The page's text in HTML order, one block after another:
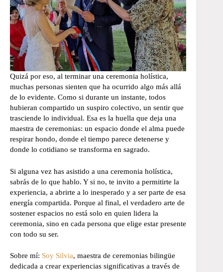
Quizá por eso, al terminar una ceremonia holística,
muchas personas sienten que ha ocurrido algo más allá
de lo evidente. Como si durante un instante, todos
hubieran compartido un suspiro colectivo, un sentir que
trasciende lo individual. Esa es la huella que deja una
maestra de ceremonias: un espacio donde el alma puede
respirar hondo, donde el tiempo parece detenerse y
donde lo cotidiano se transforma en sagrado.
Si alguna vez has asistido a una ceremonia holística,
sabrás de lo que hablo. Y si no, te invito a permitirte la
experiencia, a abrirte a lo inesperado y a ser parte de esa
energía compartida. Porque al final, el verdadero arte de
sostener espacios no está solo en quien lidera la
ceremonia, sino en cada persona que elige estar presente
con todo su ser.
Sobre mí: Soy Silvia, maestra de ceremonias bilingüe
dedicada a crear experiencias significativas a través de